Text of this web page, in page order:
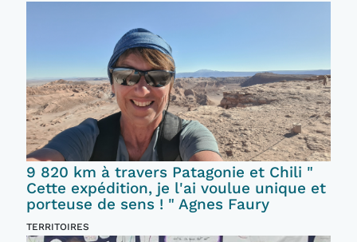
9 820 km à travers Patagonie et Chili "
Cette expédition, je l'ai voulue unique et
porteuse de sens ! " Agnes Faury
TERRITOIRES